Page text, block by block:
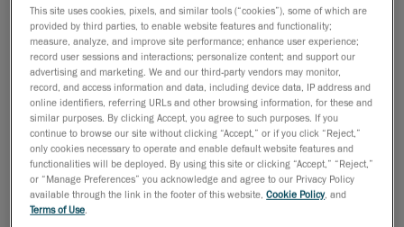
cours des deux dernières décennies, nous avons sans
cesse repoussé les limites des solutions de mesure
3D, aidant nos clients à réaliser leurs ambitions en
matière de mesure. Avec notre riche historique de
progrès technologiques et de relations dynamiques
avec nos clients, nous avons consolidé un héritage
d’excellence dans l’industrie. Cherchant
continuellement à nous adapter, à croître et à mieux
servir nos clients et partenaires, nous avons apporté
une série d’ajustements réfléchis à notre image de
This site uses cookies, pixels, and similar tools (“cookies”), some of which are
provided by third parties, to enable website features and functionality;
measure, analyze, and improve site performance; enhance user experience;
record user sessions and interactions; personalize content; and support our
advertising and marketing. We and our third-party vendors may monitor,
record, and access information and data, including device data, IP address and
online identifiers, referring URLs and other browsing information, for these and
similar purposes. By clicking Accept, you agree to such purposes. If you
continue to browse our site without clicking “Accept,” or if you click “Reject,”
only cookies necessary to operate and enable default website features and
functionalities will be deployed. By using this site or clicking “Accept,” “Reject,”
or “Manage Preferences” you acknowledge and agree to our Privacy Policy
available through the link in the footer of this website,Cookie Policy, and
Terms of Use.